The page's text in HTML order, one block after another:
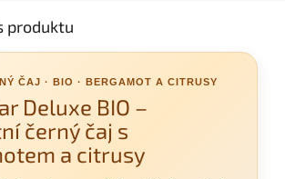
produktu
ČAJ · BIO · BERGAMOT A CITRUSY
Deluxe BIO –
černý čaj s
a citrusy